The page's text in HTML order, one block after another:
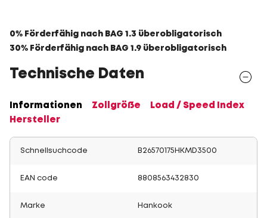
0% Förderfähig nach BAG 1.3 überobligatorisch
30% Förderfähig nach BAG 1.9 überobligatorisch
Technische Daten
Informationen Zollgröße
Load / Speed Index
Hersteller
Schnellsuchcode B26570175HKMD3500
EAN code 8808563432830
Marke Hankook